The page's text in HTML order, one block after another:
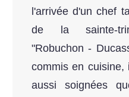
l'arrivée d'un chef
de la sainte-
"Robuchon -
commis en cuisine,
aussi soignées